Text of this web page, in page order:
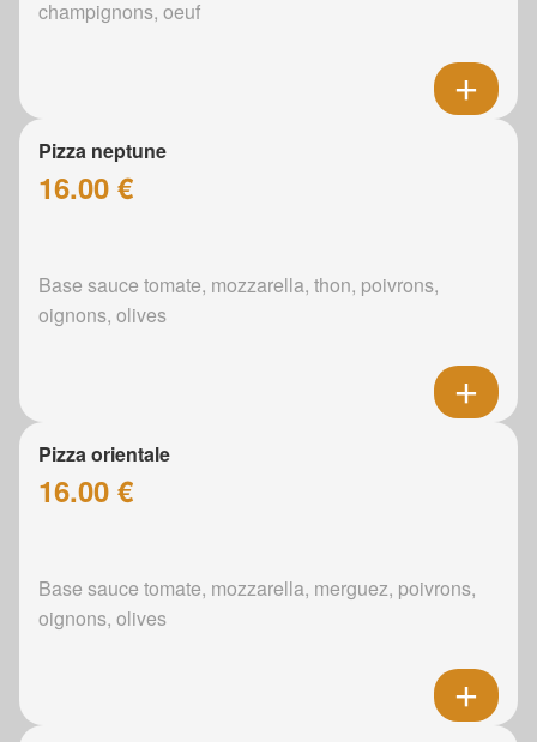
champignons, oeuf
Pizza neptune
16.00 €
Base sauce tomate, mozzarella, thon, poivrons,
oignons, olives
Pizza orientale
16.00 €
Base sauce tomate, mozzarella, merguez, poivrons,
oignons, olives